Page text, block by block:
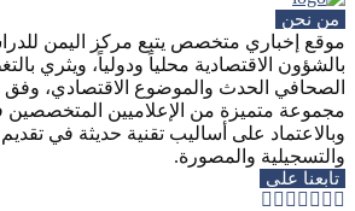
من نحن
موقع إخباري متخصص يتبع مركز اليمن
بالشؤون الاقتصادية محلياً ودولياً، ويثري
الصحافي الحدث والموضوع الاقتصادي، وفق
مجموعة متميزة من الإعلاميين المتخصصين
وبالاعتماد على أساليب تقنية حديثة في تقديم
والتسجيلية والمصورة.
تابعنا على
Facebook
Twitter
Instagram
Youtube
Rss
Telegram
Whatsapp